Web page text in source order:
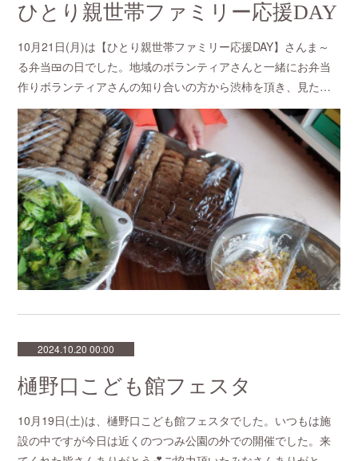
ひとり親世帯ファミリー応援DAY
10月21日(月)は【ひとり親世帯ファミリー応援DAY】さんま～
る弁当🍱の日でした。地域のボランティアさんと一緒にお弁当
作りボランティアさんの知り合いの方から渋柿を頂き、見た…
2024.10.20 00:00
樋野口こども館フェスタ
10月19日(土)は、樋野口こども館フェスタでした。いつもは施
設の中ですが今日は近くのつつみ公園の外での開催でした。来